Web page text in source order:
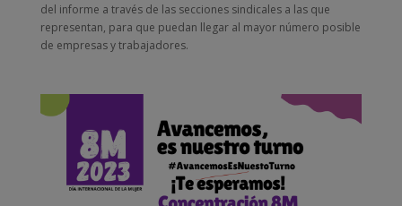
del informe a través de las secciones sindicales a las que
representan, para que puedan llegar al mayor número posible
de empresas y trabajadores.